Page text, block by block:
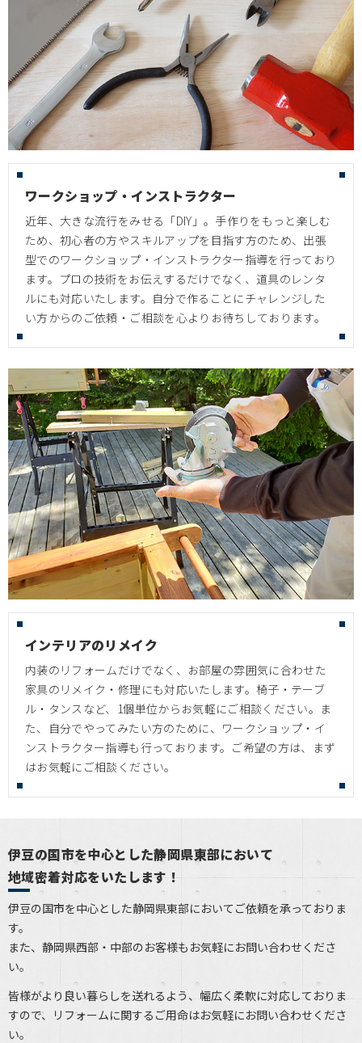
ワークショップ・インストラクター
近年、大きな流行をみせる「DIY」。手作りをもっと楽しむ
ため、初心者の方やスキルアップを目指す方のため、出張
型でのワークショップ・インストラクター指導を行っており
ます。プロの技術をお伝えするだけでなく、道具のレンタ
ルにも対応いたします。自分で作ることにチャレンジした
い方からのご依頼・ご相談を心よりお待ちしております。
インテリアのリメイク
内装のリフォームだけでなく、お部屋の雰囲気に合わせた
家具のリメイク・修理にも対応いたします。椅子・テーブ
ル・タンスなど、1個単位からお気軽にご相談ください。ま
た、自分でやってみたい方のために、ワークショップ・イ
ンストラクター指導も行っております。ご希望の方は、まず
はお気軽にご相談ください。
伊豆の国市を中心とした静岡県東部において
地域密着対応をいたします！
伊豆の国市を中心とした静岡県東部においてご依頼を承っておりま
す。
また、静岡県西部・中部のお客様もお気軽にお問い合わせくださ
い。
皆様がより良い暮らしを送れるよう、幅広く柔軟に対応しておりま
すので、リフォームに関するご用命はお気軽にお問い合わせくださ
い。